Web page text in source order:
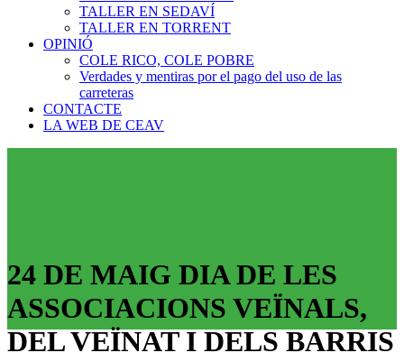
TALLER EN SEDAVÍ
TALLER EN TORRENT
OPINIÓ
COLE RICO, COLE POBRE
Verdades y mentiras por el pago del uso de las
carreteras
CONTACTE
LA WEB DE CEAV
24 DE MAIG DIA DE LES
ASSOCIACIONS VEÏNALS,
DEL VEÏNAT I DELS BARRIS